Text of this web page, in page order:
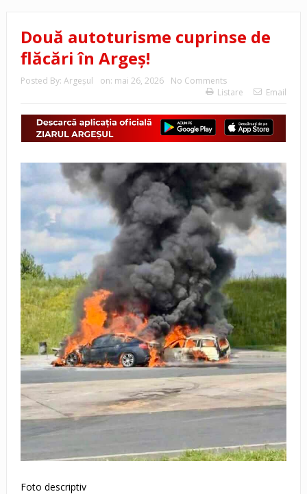
Două autoturisme cuprinse de
flăcări în Argeș!
Posted By: Argeşul on: mai 26, 2026
No Comments
Listare
Email
Foto descriptiv